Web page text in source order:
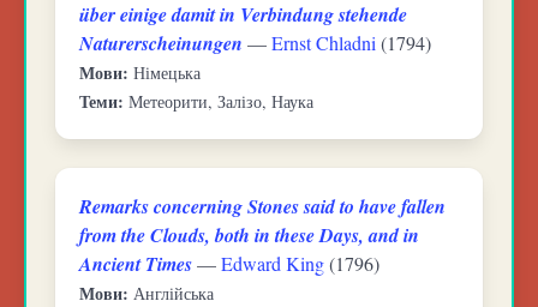
über einige damit in Verbindung stehende
Naturerscheinungen —Ernst Chladni (1794)
Мови: Німецька
Теми: Метеорити, Залізо, Наука
Remarks concerning Stones said to have fallen
from the Clouds, both in these Days, and in
Ancient Times—Edward King(1796)
Мови: Англійська